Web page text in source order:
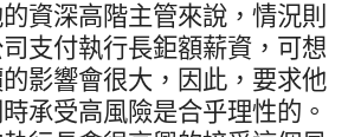
資深高階主管來說，情況則
支付執行長鉅額薪資，可想
影響會很大，因此，要求他
承受高風險是合乎理性的。